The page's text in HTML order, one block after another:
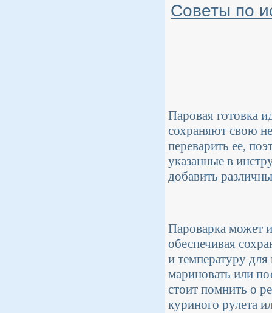
Советы по
Паровая готовка
сохраняют свою
переварить ее,
указанные в
добавить
Пароварка может
обеспечивая
и температуру
мариновать или
стоит помнить о
куриного рулета